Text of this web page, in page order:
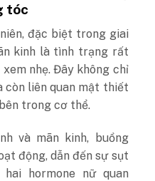
tóc
đặc biệt trong giai
kinh là tình trạng rất
nhẹ. Đây không chỉ
còn liên quan mật thiết
trong cơ thể.
và mãn kinh, buồng
động, dẫn đến sự sụt
hormone nữ quan